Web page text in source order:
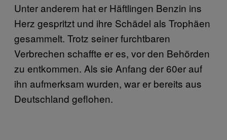
Unter anderem hat er Häftlingen Benzin ins
Herz gespritzt und ihre Schädel als Trophäen
gesammelt. Trotz seiner furchtbaren
Verbrechen schaffte er es, vor den Behörden
zu entkommen. Als sie Anfang der 60er auf
ihn aufmerksam wurden, war er bereits aus
Deutschland geflohen.